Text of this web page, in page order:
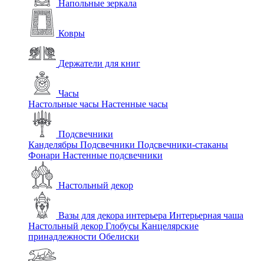
Напольные зеркала
Ковры
Держатели для книг
Часы
Настольные часы Настенные часы
Подсвечники
Канделябры Подсвечники Подсвечники-стаканы
Фонари Настенные подсвечники
Настольный декор
Вазы для декора интерьера Интерьерная чаша
Настольный декор Глобусы Канцелярские
принадлежности Обелиски